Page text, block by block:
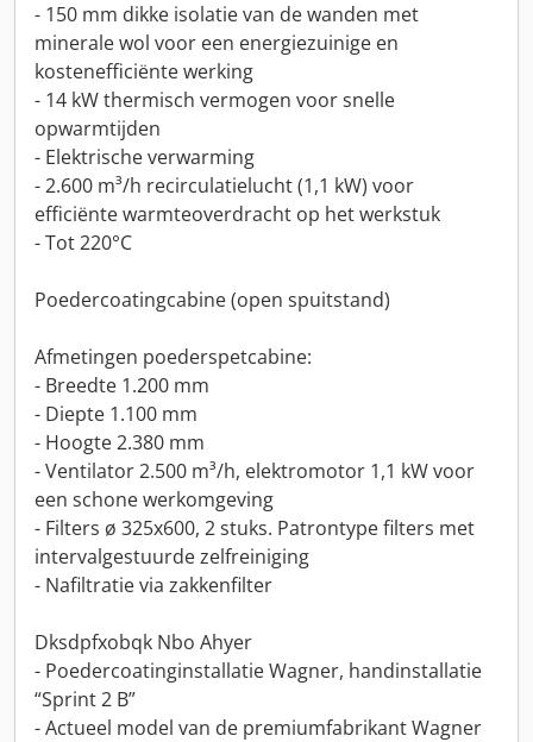
- 150 mm dikke isolatie van de wanden met
minerale wol voor een energiezuinige en
kostenefficiënte werking
- 14 kW thermisch vermogen voor snelle
opwarmtijden
- Elektrische verwarming
- 2.600 m³/h recirculatielucht (1,1 kW) voor
efficiënte warmteoverdracht op het werkstuk
- Tot 220°C
Poedercoatingcabine (open spuitstand)
Afmetingen poederspetcabine:
- Breedte 1.200 mm
- Diepte 1.100 mm
- Hoogte 2.380 mm
- Ventilator 2.500 m³/h, elektromotor 1,1 kW voor
een schone werkomgeving
- Filters ø 325x600, 2 stuks. Patrontype filters met
intervalgestuurde zelfreiniging
- Nafiltratie via zakkenfilter
Dksdpfxobqk Nbo Ahyer
- Poedercoatinginstallatie Wagner, handinstallatie
“Sprint 2 B”
- Actueel model van de premiumfabrikant Wagner